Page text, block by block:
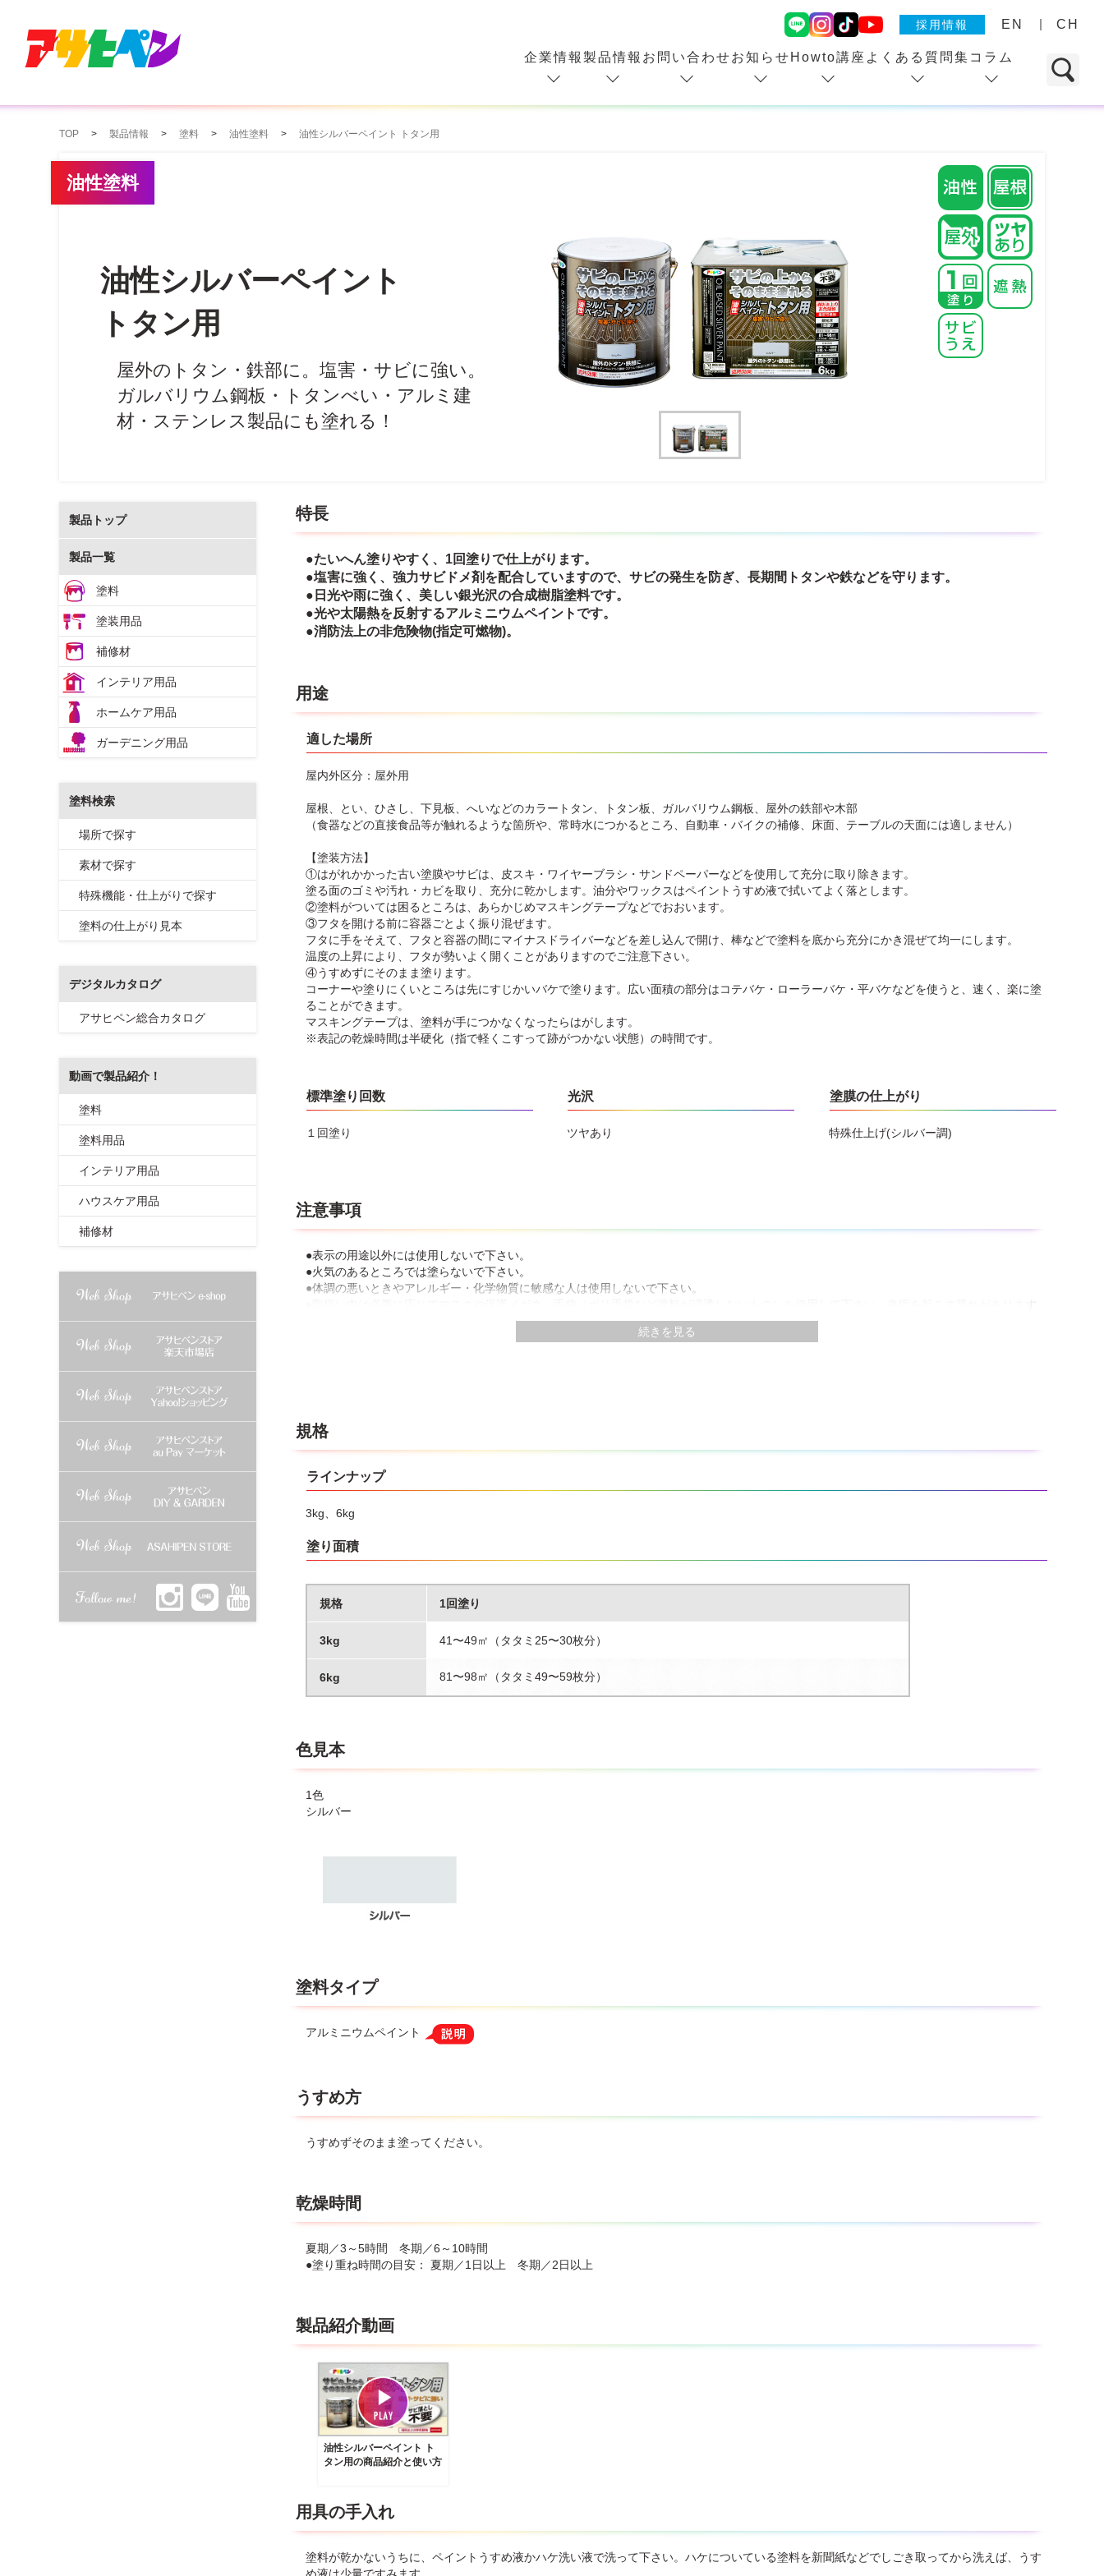
採用情報 EN CH
企業情報 製品情報 お問い合わせお知らせ Howto講座 よくある質問集 コラム
TOP 製品情報 塗料 油性塗料 油性シルバーペイント トタン用
油性塗料
油性シルバーペイント
トタン用
屋外のトタン・鉄部に。塩害・サビに強い。
ガルバリウム鋼板・トタンべい・アルミ建
材・ステンレス製品にも塗れる！
特長
●たいへん塗りやすく、1回塗りで仕上がります。
●塩害に強く、強力サビドメ剤を配合していますので、サビの発生を防ぎ、長期間トタンや鉄などを守ります。
●日光や雨に強く、美しい銀光沢の合成樹脂塗料です。
●光や太陽熱を反射するアルミニウムペイントです。
●消防法上の非危険物(指定可燃物)。
用途
適した場所
屋内外区分：屋外用
屋根、とい、ひさし、下見板、へいなどのカラートタン、トタン板、ガルバリウム鋼板、屋外の鉄部や木部
（食器などの直接食品等が触れるような箇所や、常時水につかるところ、自動車・バイクの補修、床面、テーブルの天面には適しません）
【塗装方法】
①はがれかかった古い塗膜やサビは、皮スキ・ワイヤーブラシ・サンドペーパーなどを使用して充分に取り除きます。
塗る面のゴミや汚れ・カビを取り、充分に乾かします。油分やワックスはペイントうすめ液で拭いてよく落とします。
②塗料がついては困るところは、あらかじめマスキングテープなどでおおいます。
③フタを開ける前に容器ごとよく振り混ぜます。
フタに手をそえて、フタと容器の間にマイナスドライバーなどを差し込んで開け、棒などで塗料を底から充分にかき混ぜて均一にします。
温度の上昇により、フタが勢いよく開くことがありますのでご注意下さい。
④うすめずにそのまま塗ります。
コーナーや塗りにくいところは先にすじかいバケで塗ります。広い面積の部分はコテバケ・ローラーバケ・平バケなどを使うと、速く、楽に塗
ることができます。
マスキングテープは、塗料が手につかなくなったらはがします。
※表記の乾燥時間は半硬化（指で軽くこすって跡がつかない状態）の時間です。
標準塗り回数
１回塗り
光沢
ツヤあり
塗膜の仕上がり
特殊仕上げ(シルバー調)
注意事項
●表示の用途以外には使用しないで下さい。
●火気のあるところでは塗らないで下さい。
●体調の悪いときやアレルギー・化学物質に敏感な人は使用しないで下さい。
ので、皮膚に触れないようにして下さい。また、蒸気を吸い込んだり、目に入らないように注意して下さい。
●有機溶剤が含まれているので、塗装中・乾燥中ともによく換気して下さい。
す。
●使用中に水が混入しないようにして下さい。誤って混入してしまった塗料は廃棄して下さい。
●乾燥後も塗膜をこすると色落ちします。塗膜に触れたりして手や衣服に銀粉がつかないように注意して下さい。
●容器は塗料を使い切ってから捨てて下さい。
として処分して下さい。
●容器を落下させると、中身が漏れることがありますので取扱いに注意して下さい。
続きを見る
規格
ラインナップ
3kg、6kg
塗り面積
規格 1回塗り
3kg 41〜49㎡（タタミ25〜30枚分）
6kg 81〜98㎡（タタミ49〜59枚分）
色見本
1色
シルバー
塗料タイプ
アルミニウムペイント
うすめ方
うすめずそのまま塗ってください。
乾燥時間
夏期／3～5時間 冬期／6～10時間
●塗り重ね時間の目安： 夏期／1日以上 冬期／2日以上
製品紹介動画
油性シルバーペイント ト
タン用の商品紹介と使い方
用具の手入れ
塗料が乾かないうちに、ペイントうすめ液かハケ洗い液で洗って下さい。ハケについている塗料を新聞紙などでしごき取ってから洗えば、うす
製品トップ
製品一覧
塗料
塗装用品
補修材
インテリア用品
ホームケア用品
ガーデニング用品
塗料検索
場所で探す
素材で探す
特殊機能・仕上がりで探す
塗料の仕上がり見本
デジタルカタログ
アサヒペン総合カタログ
動画で製品紹介！
塗料
塗料用品
インテリア用品
ハウスケア用品
補修材